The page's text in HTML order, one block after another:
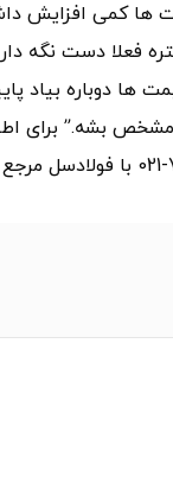
ها کمی افزایش
فعلا دست نگه
ها دوباره بیاد
مشخص بشه.”